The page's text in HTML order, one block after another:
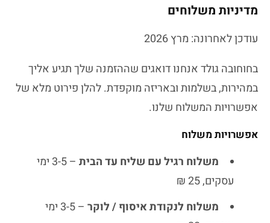
מדיניות משלוחים
עודכן לאחרונה: מרץ 2026
בחוחובה גולד אנחנו דואגים שההזמנה שלך תגיע אליך
במהירות, בשלמות ובאריזה מוקפדת. להלן פירוט מלא של
אפשרויות המשלוח שלנו.
אפשרויות משלוח
משלוח רגיל עם שליח עד הבית
– 3-5 ימי
עסקים, 25 ₪
משלוח לנקודת איסוף / לוקר
– 3-5 ימי